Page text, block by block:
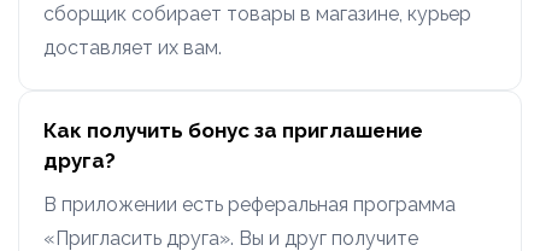
сборщик собирает товары в магазине, курьер
доставляет их вам.
Как получить бонус за приглашение
друга?
В приложении есть реферальная программа
«Пригласить друга». Вы и друг получите